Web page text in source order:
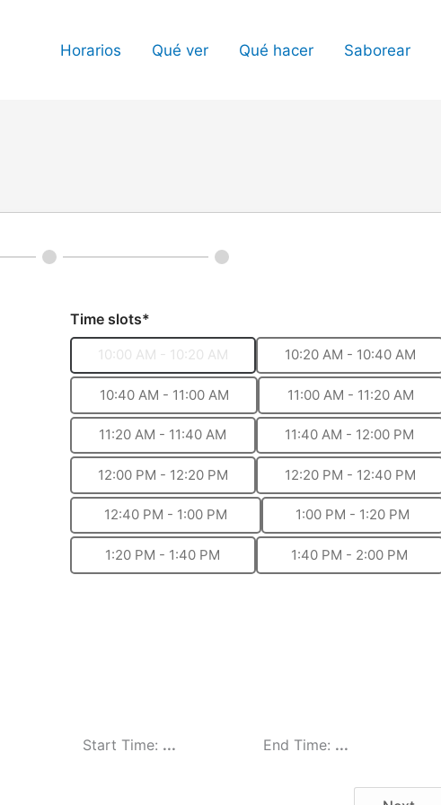
Horarios Qué ver Qué hacer Saborear
Time slots*
10:00 AM - 10:20 AM 10:20 AM - 10:40 AM
10:40 AM - 11:00 AM 11:00 AM - 11:20 AM
11:20 AM - 11:40 AM 11:40 AM - 12:00 PM
12:00 PM - 12:20 PM 12:20 PM - 12:40 PM
12:40 PM - 1:00 PM 1:00 PM - 1:20 PM
1:20 PM - 1:40 PM 1:40 PM - 2:00 PM
Start Time: ... End Time: ...